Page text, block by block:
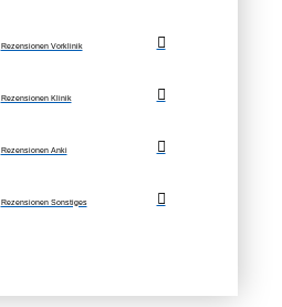
Rezensionen Vorklinik
Rezensionen Klinik
Rezensionen Anki
Rezensionen Sonstiges